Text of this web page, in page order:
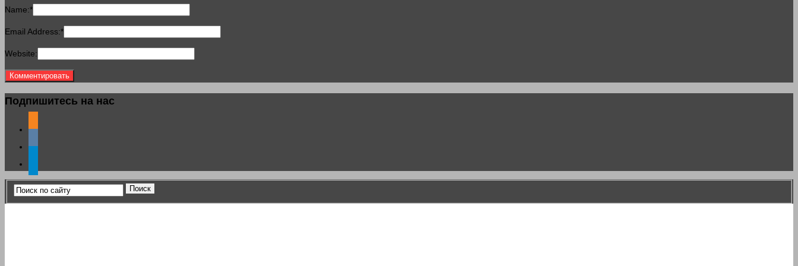
Name:*
Email Address:*
Website:
Подпишитесь на нас